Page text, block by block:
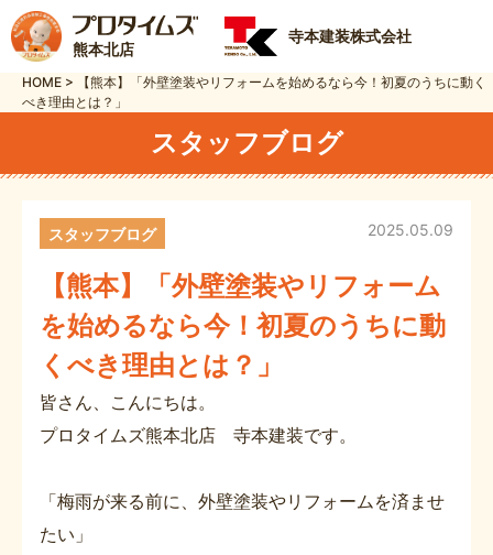
熊本北店
寺本建装株式会社
HOME >
【熊本】「外壁塗装やリフォームを始めるなら今！初夏のうちに動く
べき理由とは？」
スタッフブログ
【熊本】「外壁塗装やリフォーム
を始めるなら今！初夏のうちに動
くべき理由とは？」
2025.05.09
スタッフブログ
皆さん、こんにちは。
プロタイムズ熊本北店 寺本建装です。
「梅雨が来る前に、外壁塗装やリフォームを済ませ
たい」